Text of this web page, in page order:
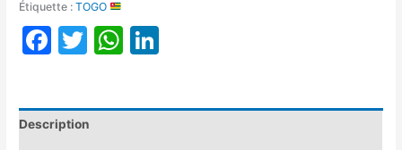
Étiquette :TOGO
Facebook
TwitterWhatsApp
Description